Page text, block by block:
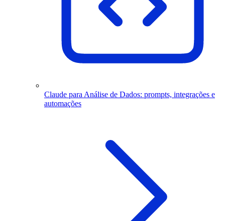
Claude para Análise de Dados: prompts, integrações e
automações